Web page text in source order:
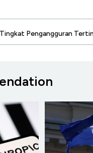
Pengangguran